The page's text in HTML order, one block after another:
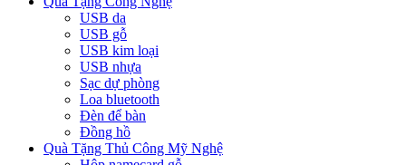
USB da
USB gỗ
USB kim loại
USB nhựa
Sạc dự phòng
Loa bluetooth
Đèn để bàn
Đồng hồ
Quà Tặng Thủ Công Mỹ Nghệ